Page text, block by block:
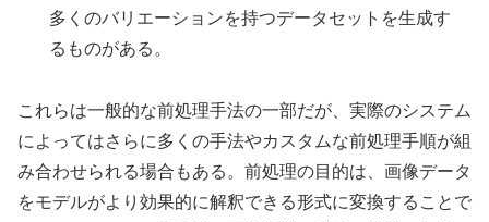
多くのバリエーションを持つデータセットを生成す
るものがある。
これらは一般的な前処理手法の一部だが、実際のシステム
によってはさらに多くの手法やカスタムな前処理手順が組
み合わせられる場合もある。前処理の目的は、画像データ
をモデルがより効果的に解釈できる形式に変換することで